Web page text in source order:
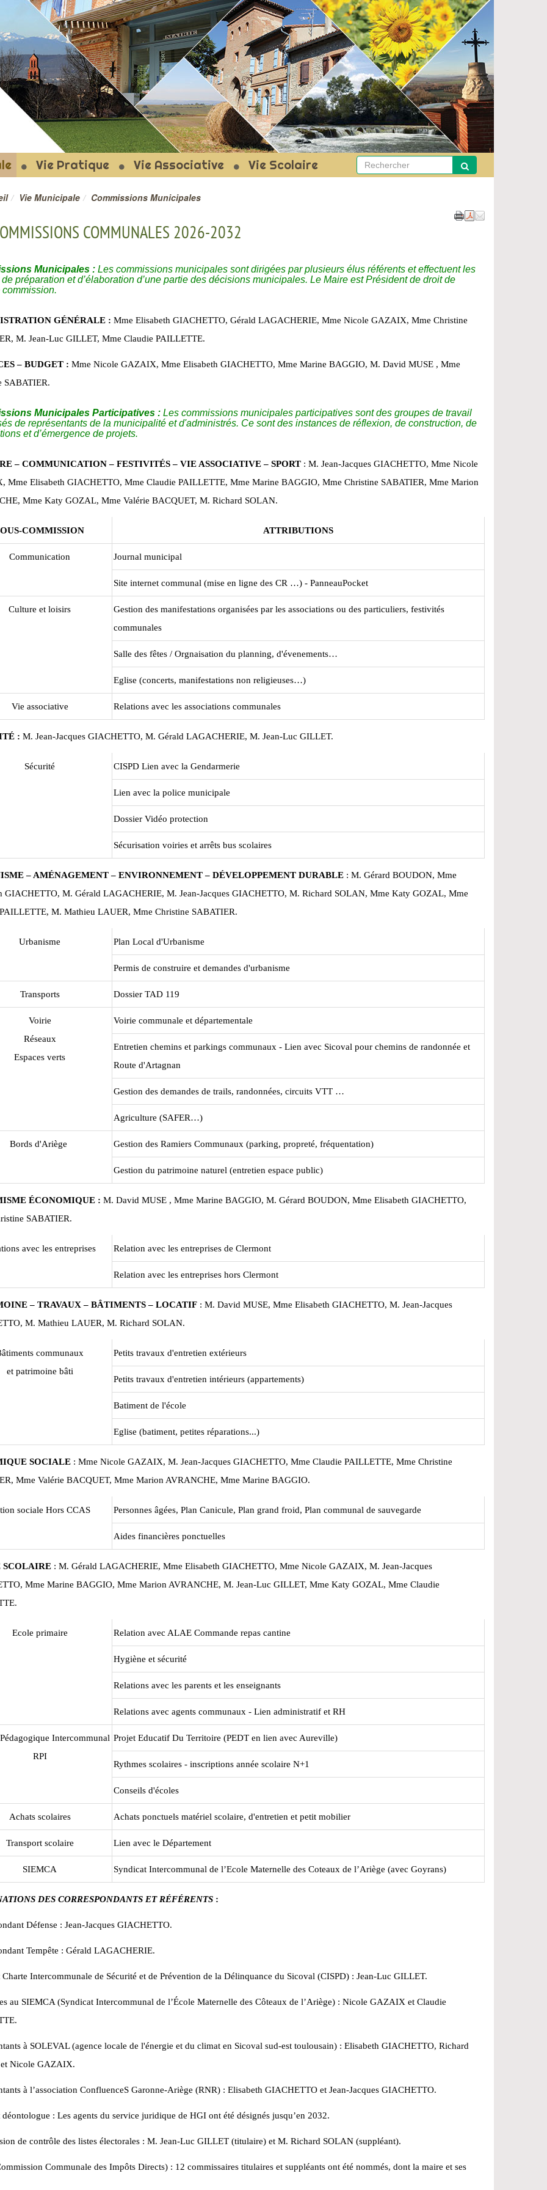
LE-FORT
Vie Pratique Vie Associative Vie Scolaire
Vie Municipale Commissions Municipales
COMMUNALES 2026-2032
Municipales :Les commissions municipales sont dirigées par plusieurs élus référents et effectuent les
préparation et d’élaboration d’une partie des décisions municipales. Le Maire est Président de droit de
GÉNÉRALE : Mme Elisabeth GIACHETTO, Gérald LAGACHERIE, Mme Nicole GAZAIX, Mme Christine
M. Jean-Luc GILLET, Mme Claudie PAILLETTE.
– BUDGET : Mme Nicole GAZAIX, Mme Elisabeth GIACHETTO, Mme Marine BAGGIO, M. David MUSE , Mme
SABATIER.
Municipales Participatives : Les commissions municipales participatives sont des groupes de travail
de représentants de la municipalité et d'administrés. Ce sont des instances de réflexion, de construction, de
et d’émergence de projets.
– COMMUNICATION – FESTIVITÉS – VIE ASSOCIATIVE – SPORT: M. Jean-Jacques GIACHETTO, Mme Nicole
Mme Elisabeth GIACHETTO, Mme Claudie PAILLETTE, Mme Marine BAGGIO, Mme Christine SABATIER, Mme Marion
Mme Katy GOZAL, Mme Valérie BACQUET, M. Richard SOLAN.
COMMISSION ATTRIBUTIONS
Communication Journal municipal
Site internet communal (mise en ligne des CR …) - PanneauPocket
Culture et loisirs
Gestion des manifestations organisées par les associations ou des particuliers, festivités
communales
Salle des fêtes / Orgnaisation du planning, d'évenements…
Eglise (concerts, manifestations non religieuses…)
Vie associative Relations avec les associations communales
: M. Jean-Jacques GIACHETTO, M. Gérald LAGACHERIE, M. Jean-Luc GILLET.
Sécurité CISPD Lien avec la Gendarmerie
Lien avec la police municipale
Dossier Vidéo protection
Sécurisation voiries et arrêts bus scolaires
– AMÉNAGEMENT – ENVIRONNEMENT – DÉVELOPPEMENT DURABLE : M. Gérard BOUDON, Mme
GIACHETTO, M. Gérald LAGACHERIE, M. Jean-Jacques GIACHETTO, M. Richard SOLAN, Mme Katy GOZAL, Mme
M. Mathieu LAUER, Mme Christine SABATIER.
Urbanisme Plan Local d'Urbanisme
Permis de construire et demandes d'urbanisme
Transports Dossier TAD 119
Voirie
Réseaux
Espaces verts
Voirie communale et départementale
Entretien chemins et parkings communaux - Lien avec Sicoval pour chemins de randonnée et
Route d'Artagnan
Gestion des demandes de trails, randonnées, circuits VTT …
Agriculture (SAFER…)
Bords d'Ariège Gestion des Ramiers Communaux (parking, propreté, fréquentation)
Gestion du patrimoine naturel (entretien espace public)
ÉCONOMIQUE : M. David MUSE , Mme Marine BAGGIO, M. Gérard BOUDON, Mme Elisabeth GIACHETTO,
SABATIER.
avec les entreprises Relation avec les entreprises de Clermont
Relation avec les entreprises hors Clermont
– TRAVAUX – BÂTIMENTS – LOCATIF : M. David MUSE, Mme Elisabeth GIACHETTO, M. Jean-Jacques
M. Mathieu LAUER, M. Richard SOLAN.
communaux
et patrimoine bâti
Petits travaux d'entretien extérieurs
Petits travaux d'entretien intérieurs (appartements)
Batiment de l'école
Eglise (batiment, petites réparations...)
SOCIALE : Mme Nicole GAZAIX, M. Jean-Jacques GIACHETTO, Mme Claudie PAILLETTE, Mme Christine
Mme Valérie BACQUET, Mme Marion AVRANCHE, Mme Marine BAGGIO.
sociale Hors CCAS Personnes âgées, Plan Canicule, Plan grand froid, Plan communal de sauvegarde
Aides financières ponctuelles
SCOLAIRE: M. Gérald LAGACHERIE, Mme Elisabeth GIACHETTO, Mme Nicole GAZAIX, M. Jean-Jacques
Mme Marine BAGGIO, Mme Marion AVRANCHE, M. Jean-Luc GILLET, Mme Katy GOZAL, Mme Claudie
Ecole primaire Relation avec ALAE Commande repas cantine
Hygiène et sécurité
Relations avec les parents et les enseignants
Relations avec agents communaux - Lien administratif et RH
Intercommunal
RPI
Projet Educatif Du Territoire (PEDT en lien avec Aureville)
Rythmes scolaires - inscriptions année scolaire N+1
Conseils d'écoles
Achats scolaires Achats ponctuels matériel scolaire, d'entretien et petit mobilier
Transport scolaire Lien avec le Département
SIEMCA Syndicat Intercommunal de l’Ecole Maternelle des Coteaux de l’Ariège (avec Goyrans)
DES CORRESPONDANTS ET RÉFÉRENTS:
Défense : Jean-Jacques GIACHETTO.
Tempête : Gérald LAGACHERIE.
Charte Intercommunale de Sécurité et de Prévention de la Délinquance du Sicoval (CISPD) : Jean-Luc GILLET.
au SIEMCA (Syndicat Intercommunal de l’École Maternelle des Côteaux de l’Ariège) : Nicole GAZAIX et Claudie
à SOLEVAL (agence locale de l'énergie et du climat en Sicoval sud-est toulousain) : Elisabeth GIACHETTO, Richard
Nicole GAZAIX.
à l’association ConfluenceS Garonne-Ariège (RNR) : Elisabeth GIACHETTO et Jean-Jacques GIACHETTO.
déontologue : Les agents du service juridique de HGI ont été désignés jusqu’en 2032.
de contrôle des listes électorales : M. Jean-Luc GILLET (titulaire) et M. Richard SOLAN (suppléant).
Communale des Impôts Directs) : 12 commissaires titulaires et suppléants ont été nommés, dont la maire et ses